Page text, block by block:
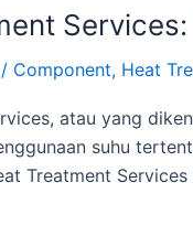
/ Component, Heat
atau yang
suhu
Treatment